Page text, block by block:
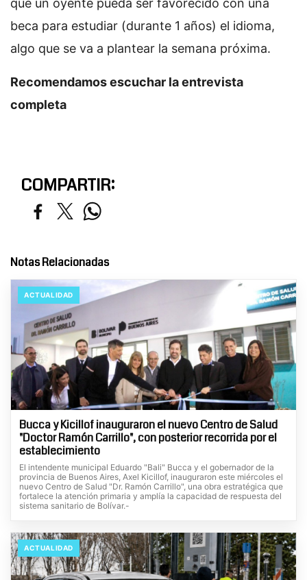
beca para estudiar (durante 1 años) el idioma,
algo que se va a plantear la semana próxima.
Recomendamos escuchar la entrevista
completa
COMPARTIR:
Notas Relacionadas
ACTUALIDAD
Bucca y Kicillof inauguraron el nuevo Centro de Salud
"Doctor Ramón Carrillo", con posterior recorrida por el
establecimiento
El intendente municipal Eduardo "Bali" Bucca y el gobernador de la
provincia de Buenos Aires, Axel Kicillof, inauguraron este miércoles el
nuevo Centro de Salud "Dr. Ramón Carrillo", una obra estratégica que
fortalece la atención primaria y amplía la capacidad de respuesta del
sistema sanitario de Bolívar.-
ACTUALIDAD